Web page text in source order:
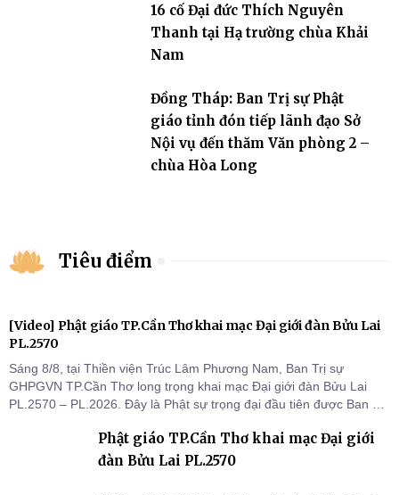
16 cố Đại đức Thích Nguyên
Thanh tại Hạ trường chùa Khải
Nam
Đồng Tháp: Ban Trị sự Phật
giáo tỉnh đón tiếp lãnh đạo Sở
Nội vụ đến thăm Văn phòng 2 –
chùa Hòa Long
Tiêu điểm
[Video] Phật giáo TP.Cần Thơ khai mạc Đại giới đàn Bửu Lai
PL.2570
Sáng 8/8, tại Thiền viện Trúc Lâm Phương Nam, Ban Trị sự
GHPGVN TP.Cần Thơ long trọng khai mạc Đại giới đàn Bửu Lai
PL.2570 – PL.2026. Đây là Phật sự trọng đại đầu tiên được Ban Trị
thứ I, thể hiện sự quan tâm đối với công tác truyền giới, đào tạo
Tăng tài và tiếp nối mạng mạch Tăng-g
Phật giáo TP.Cần Thơ khai mạc Đại giới
đàn Bửu Lai PL.2570